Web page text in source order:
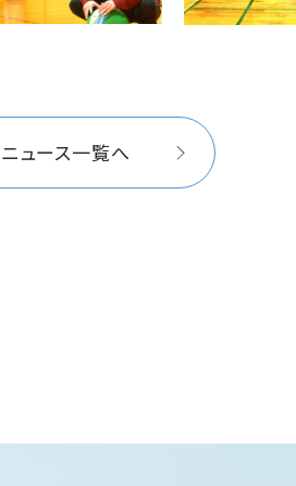
ュース一覧へ